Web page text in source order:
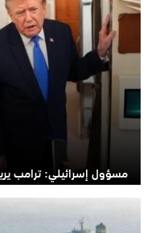
مسؤول إسرائيلي: ترامب